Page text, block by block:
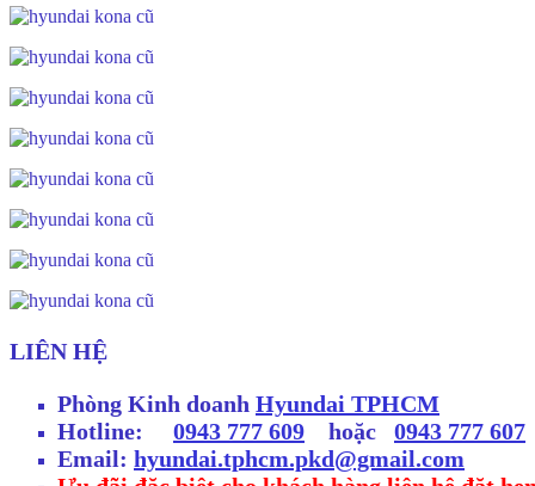
LIÊN HỆ
Phòng Kinh doanh Hyundai TPHCM
Hotline: 0943 777 609 hoặc 0943 777 607
Email: hyundai.tphcm.pkd@gmail.com